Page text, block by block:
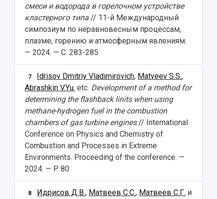
смеси и водорода в горелочном устройстве
кластерного типа // 11-й Международный
симпозиум по неравновесным процессам,
плазме, горению и атмосферным явлениям.
— 2024. — С. 283-285
7 Idrisov Dmitriy Vladimirovich, Matveev S.S.,
Abrashkin V.Yu. etc. Development of a method for
determining the flashback linits when using
methane-hydrogen fuel in the combustion
chambers of gas turbine engines// International
Conference on Physics and Chemistry of
Combustion and Processes in Extreme
Environments. Proceeding of the conference. —
2024. — P. 80
8 Идрисов Д.В., Матвеев С.С., Матвеев С.Г. и